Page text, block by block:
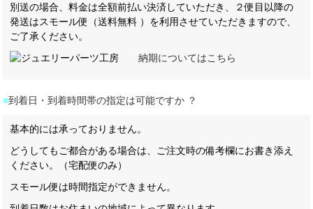
別送の場合、料金は全額前払い決済していただき、２便目以降の
発送はスモール便（送料無料 ）を利用させていただきますので、
ご了承ください。
納期についてはこちら
■到着日・到着時間帯の指定は可能ですか ？
基本的には承っておりません。
どうしてもご都合がある場合は、ご注文時の備考欄にお書き添え
ください。（宅配便のみ）
スモール便は時間指定ができません。